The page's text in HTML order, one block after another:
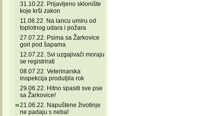
31.10.22. Prijavljeno sklonište
koje krši zakon
11.08.22. Na lancu umiru od
toplotnog udara i požara
27.07.22. Psima sa Žarkovice
gori pod šapama
12.07.22. Svi uzgajivači moraju
se registrirati
08.07.22. Veterinarska
inspekcija produljila rok
29.06.22. Hitno spasiti sve pse
sa Žarkovice!
21.06.22. Napuštene životinje
ne padaju s neba!